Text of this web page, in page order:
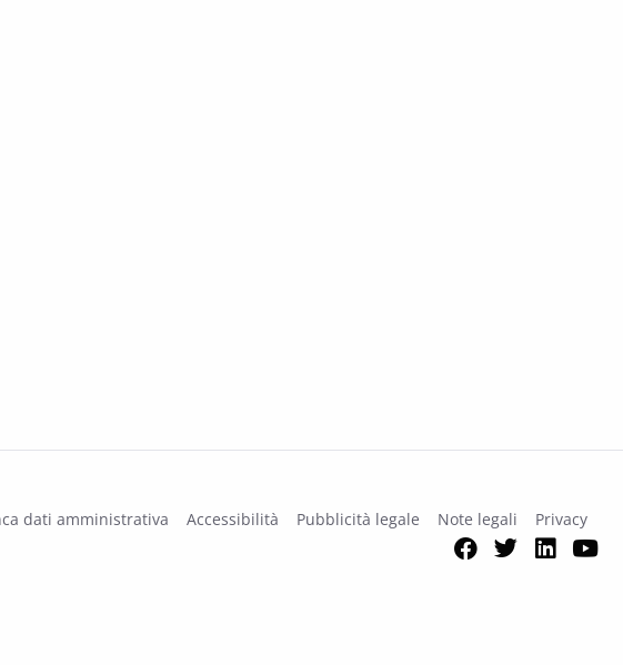
NELLA TRANSIZIONE DEMOGRAFICA. Gli effetti sul mercato del lavoro con
dati amministrativa Accessibilità Pubblicità legale Note legali Privacy
Facebook
Twitter